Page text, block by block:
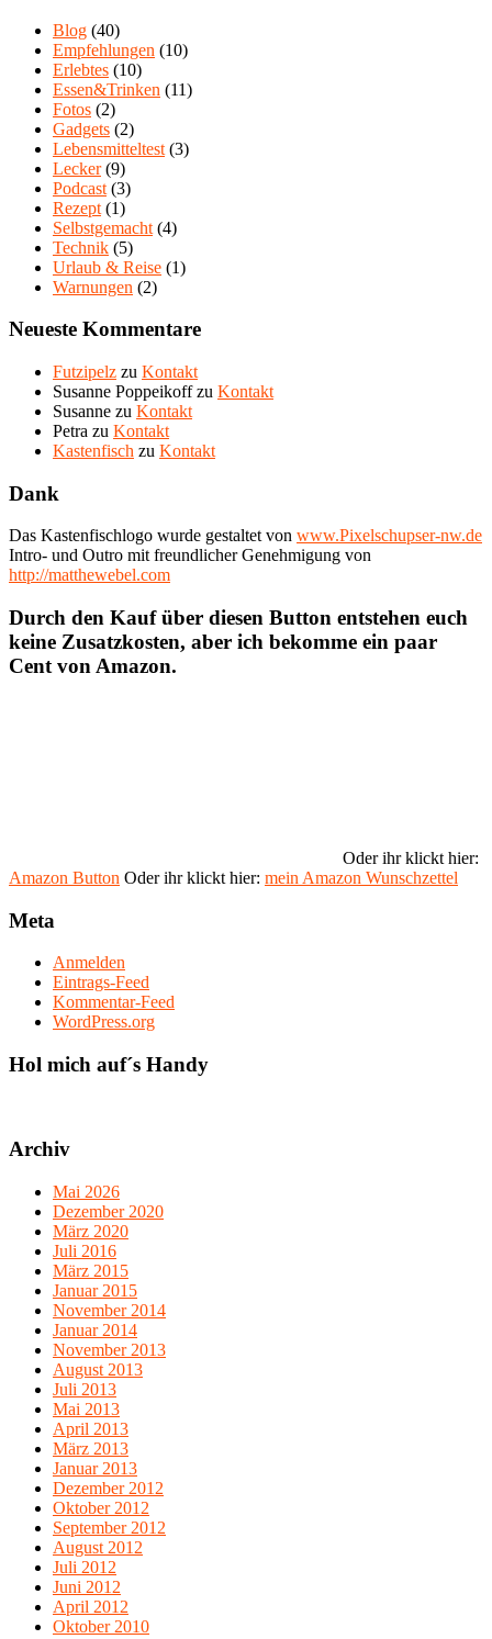
Blog (40)
Empfehlungen (10)
Erlebtes (10)
Essen&Trinken (11)
Fotos (2)
Gadgets (2)
Lebensmitteltest (3)
Lecker(9)
Podcast (3)
Rezept (1)
Selbstgemacht (4)
Technik (5)
Urlaub & Reise (1)
Warnungen (2)
Neueste Kommentare
Futzipelz zu Kontakt
Susanne Poppeikoffzu Kontakt
Susanne zu Kontakt
Petra zu Kontakt
Kastenfisch zu Kontakt
Dank
Das Kastenfischlogo wurde gestaltet von www.Pixelschupser-nw.de
Intro- und Outro mit freundlicher Genehmigung von
http://matthewebel.com
Durch den Kauf über diesen Button entstehen euch
keine Zusatzkosten, aber ich bekomme ein paar
Cent von Amazon.
Oder ihr klickt hier:
Amazon Button Oder ihr klickt hier: mein Amazon Wunschzettel
Meta
Anmelden
Eintrags-Feed
Kommentar-Feed
WordPress.org
Hol mich auf´s Handy
Archiv
Mai 2026
Dezember 2020
März 2020
Juli 2016
März 2015
Januar 2015
November 2014
Januar 2014
November 2013
August 2013
Juli 2013
Mai 2013
April 2013
März 2013
Januar 2013
Dezember 2012
Oktober 2012
September 2012
August 2012
Juli 2012
Juni 2012
April 2012
Oktober 2010